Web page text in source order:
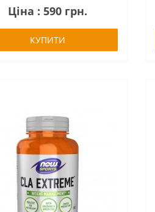
Ціна : 590 грн.
КУПИТИ